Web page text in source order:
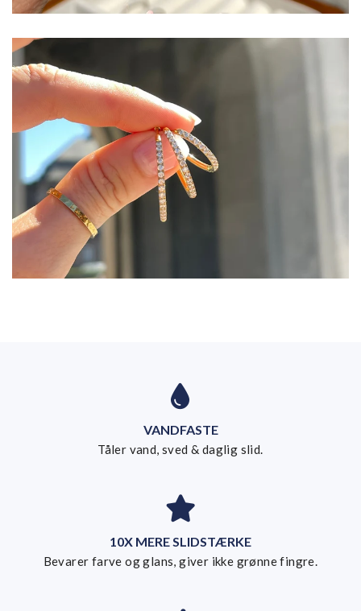
VANDFASTE
Tåler vand, sved & daglig slid.
10X MERE SLIDSTÆRKE
Bevarer farve og glans, giver ikke grønne fingre.